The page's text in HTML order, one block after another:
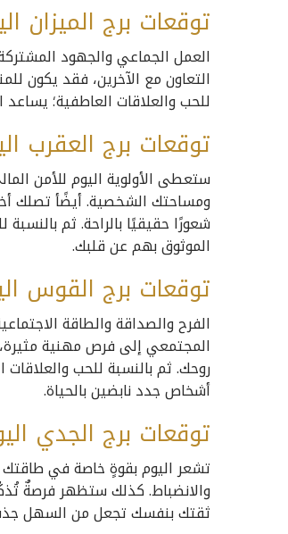
توقعات برج الميزان
العمل الجماعي والجهود
التعاون مع الآخرين، فقد يكون
للحب والعلاقات العاطفية؛
توقعات برج العقرب
ستعطى الأولوية اليوم للأمن
ومساحتك الشخصية. أيضًأ تصلك
شعورًا حقيقيًا بالراحة. ثم
الموثوق بهم عن قلبك.
توقعات برج القوس
الفرح والصداقة والطاقة
المجتمعي إلى فرص مهنية
روحك. ثم بالنسبة للحب
أشخاص جدد نابضين بالحياة.
توقعات برج الجدي
تشعر اليوم بقوةٍ خاصة في طاقتك
والانضباط. كذلك ستظهر فرصةٌ
ثقتك بنفسك تجعل من السهل